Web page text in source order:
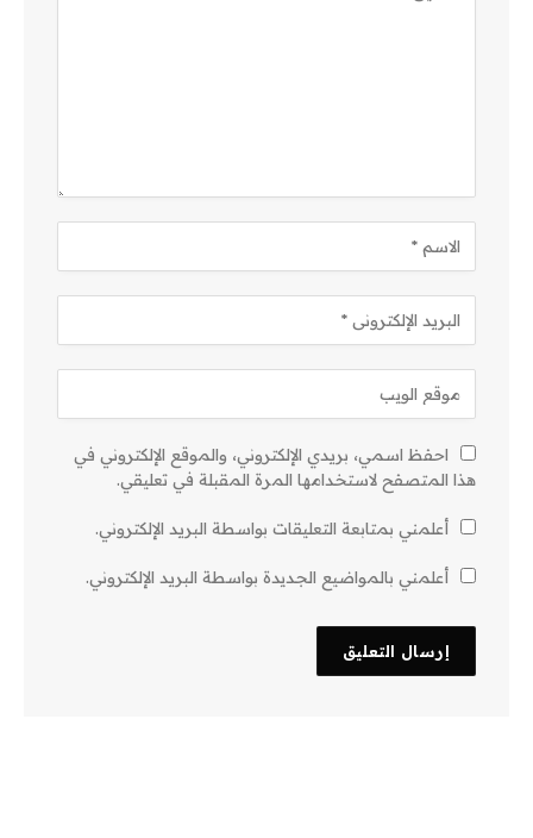
احفظ اسمي، بريدي الإلكتروني، والموقع الإلكتروني في
هذا المتصفح لاستخدامها المرة المقبلة في تعليقي.
أعلمني بمتابعة التعليقات بواسطة البريد الإلكتروني.
أعلمني بالمواضيع الجديدة بواسطة البريد الإلكتروني.